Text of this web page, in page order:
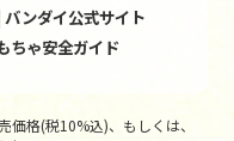
ンダイ公式サイト
ちゃ安全ガイド
格(税10%込)、もしくは、